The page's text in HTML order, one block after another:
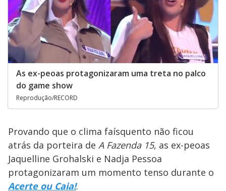
As ex-peoas protagonizaram uma treta no palco
do game show
Reprodução/RECORD
Provando que o clima faísquento não ficou
atrás da porteira de A Fazenda 15, as ex-peoas
Jaquelline Grohalski e Nadja Pessoa
protagonizaram um momento tenso durante o
Acerte ou Caia!.